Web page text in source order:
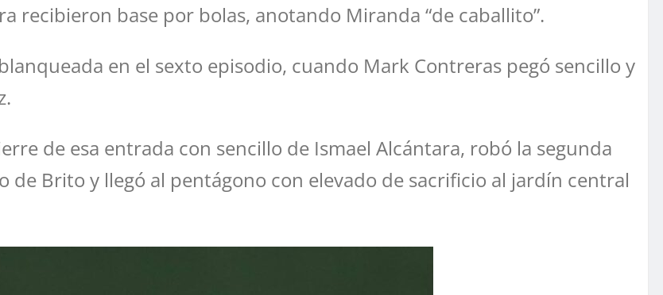
recibieron base por bolas, anotando Miranda “de caballito”.
en el sexto episodio, cuando Mark Contreras pegó sencillo y
de esa entrada con sencillo de Ismael Alcántara, robó la segunda
de Brito y llegó al pentágono con elevado de sacrificio al jardín central